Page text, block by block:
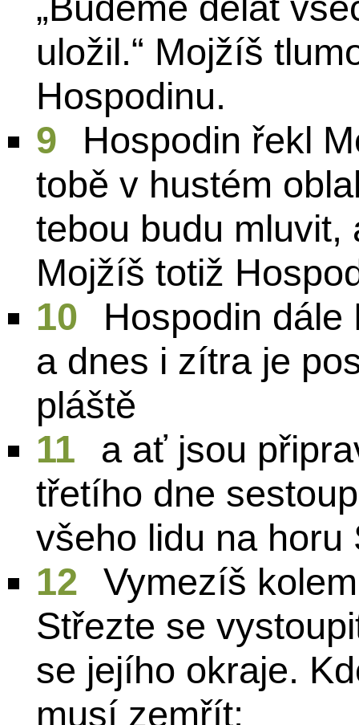
uložil.“ Mojžíš
Hospodinu.
9
Hospodin řekl
tobě v hustém
tebou budu mluvit,
Mojžíš totiž
10
Hospodin dále
a dnes i zítra je
pláště
11
a ať jsou
třetího dne
všeho lidu na horu
12
Vymezíš
Střezte se
se jejího okraje.
musí zemřít;